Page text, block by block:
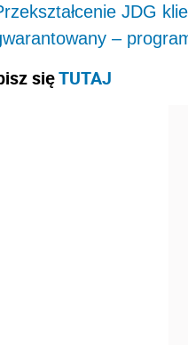
JDG
–
sięTUTAJ